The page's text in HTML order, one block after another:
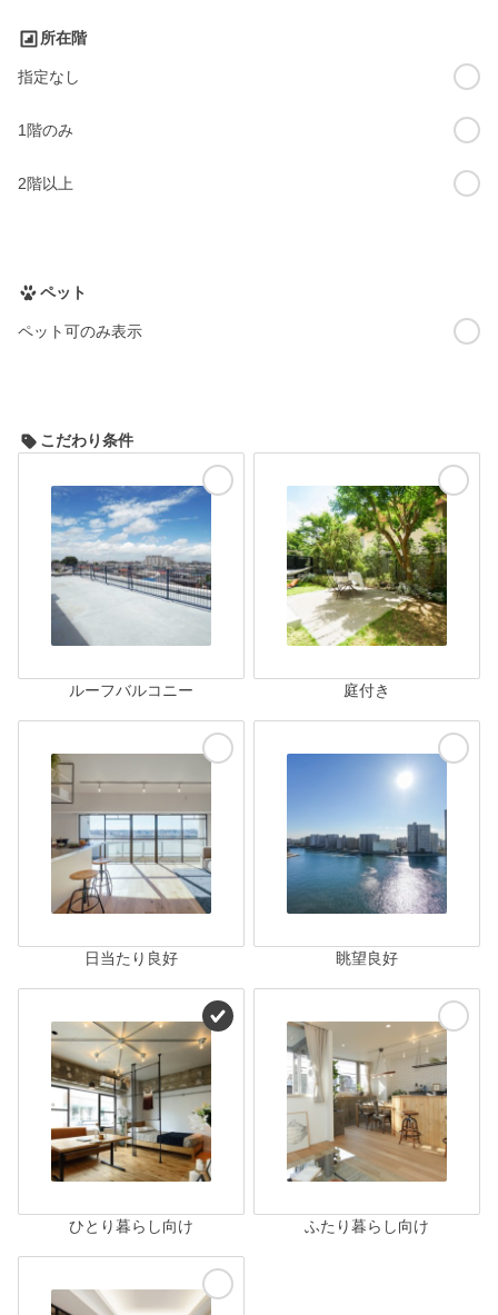
所在階
指定なし
1階のみ
2階以上
ペット
ペット可のみ表示
こだわり条件
ルーフバルコニー 庭付き
日当たり良好 眺望良好
ひとり暮らし向け ふたり暮らし向け